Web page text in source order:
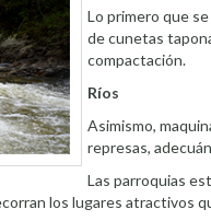
Lo primero que
de cunetas
compactación.
Ríos
Asimismo,
represas,
Las parroquias
los lugares atractivos